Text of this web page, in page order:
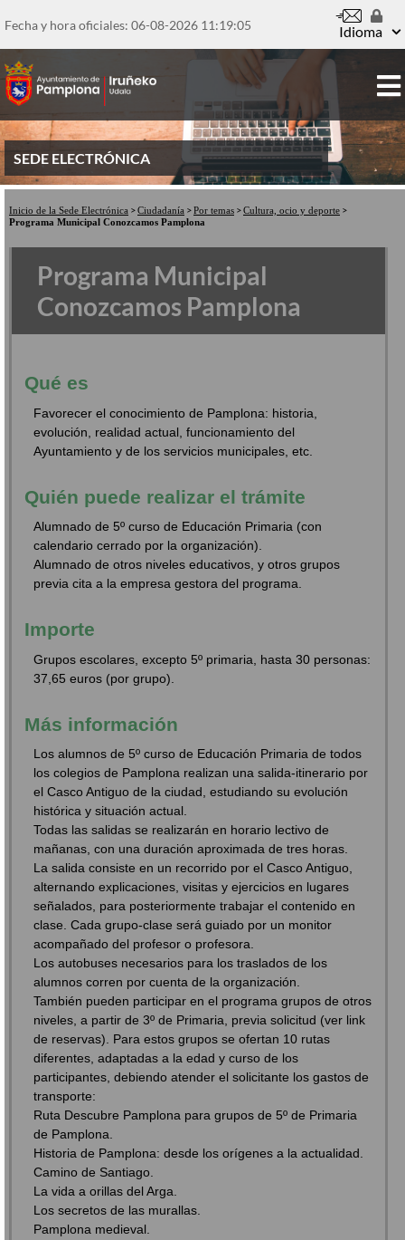
al
principal
Fecha y hora oficiales: 06-08-2026 11:19:05 Idioma
SEDE ELECTRÓNICA
Inicio de la Sede Electrónica Ciudadanía Por temas
Cultura, ocio y deporte
Programa Municipal Conozcamos Pamplona
Programa Municipal
Conozcamos Pamplona
Qué es
Favorecer el conocimiento de Pamplona: historia,
evolución, realidad actual, funcionamiento del
Ayuntamiento y de los servicios municipales, etc.
Quién puede realizar el trámite
Alumnado de 5º curso de Educación Primaria (con
calendario cerrado por la organización).
Alumnado de otros niveles educativos, y otros grupos
previa cita a la empresa gestora del programa.
Importe
Grupos escolares, excepto 5º primaria, hasta 30 personas:
37,65 euros (por grupo).
Más información
Los alumnos de 5º curso de Educación Primaria de todos
los colegios de Pamplona realizan una salida-itinerario por
el Casco Antiguo de la ciudad, estudiando su evolución
histórica y situación actual.
Todas las salidas se realizarán en horario lectivo de
mañanas, con una duración aproximada de tres horas.
La salida consiste en un recorrido por el Casco Antiguo,
alternando explicaciones, visitas y ejercicios en lugares
señalados, para posteriormente trabajar el contenido en
clase. Cada grupo-clase será guiado por un monitor
acompañado del profesor o profesora.
Los autobuses necesarios para los traslados de los
alumnos corren por cuenta de la organización.
También pueden participar en el programa grupos de otros
niveles, a partir de 3º de Primaria, previa solicitud (ver link
de reservas). Para estos grupos se ofertan 10 rutas
diferentes, adaptadas a la edad y curso de los
participantes, debiendo atender el solicitante los gastos de
transporte:
Ruta Descubre Pamplona para grupos de 5º de Primaria
de Pamplona.
Historia de Pamplona: desde los orígenes a la actualidad.
Camino de Santiago.
La vida a orillas del Arga.
Los secretos de las murallas.
Pamplona medieval.